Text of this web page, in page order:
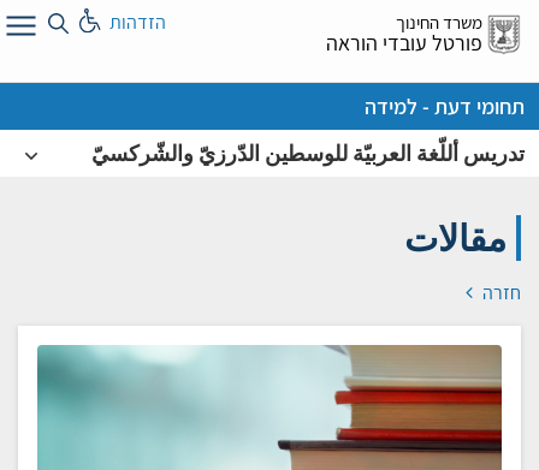
דלג
אל
משרד החינוך
פורטל עובדי הוראה
הזדהות
תחומי דעת - למידה
تدريس أللّغة العربيّة للوسطين الدّرزيّ والشّركسيّ
مقالات
חזרה